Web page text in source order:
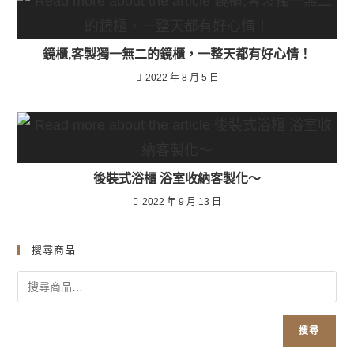
鏡櫃,客製獨一無二的鏡櫃，一整天都有好心情！
2022 年 8 月 5 日
後裝式浴櫃 浴室收納客製化～
2022 年 9 月 13 日
搜尋商品
搜尋